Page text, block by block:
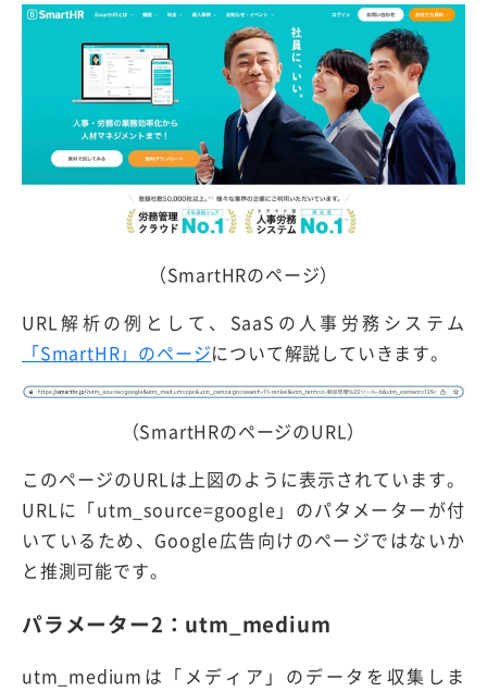
（SmartHRのページ）
URL解析の例として、SaaSの人事労務システム
「SmartHR」のページについて解説していきます。
（SmartHRのページのURL）
このページのURLは上図のように表示されています。
URLに「utm_source=google」のパタメーターが付
いているため、Google広告向けのページではないか
と推測可能です。
パラメーター2：utm_medium
utm_mediumは「メディア」のデータを収集しま